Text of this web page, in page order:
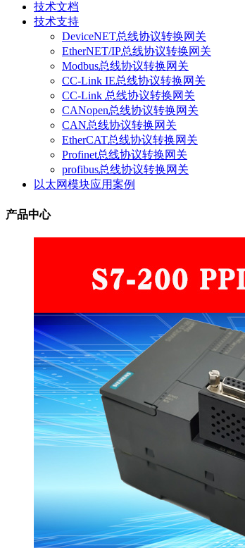
技术文档
技术支持
DeviceNET总线协议转换网关
EtherNET/IP总线协议转换网关
Modbus总线协议转换网关
CC-Link IE总线协议转换网关
CC-Link 总线协议转换网关
CANopen总线协议转换网关
CAN总线协议转换网关
EtherCAT总线协议转换网关
Profinet总线协议转换网关
profibus总线协议转换网关
以太网模块应用案例
产品中心